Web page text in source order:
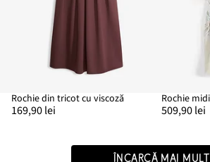
Rochie din tricot cu viscoză
169,90 lei 509,90 lei
ÎNCARCĂ MAI MULT